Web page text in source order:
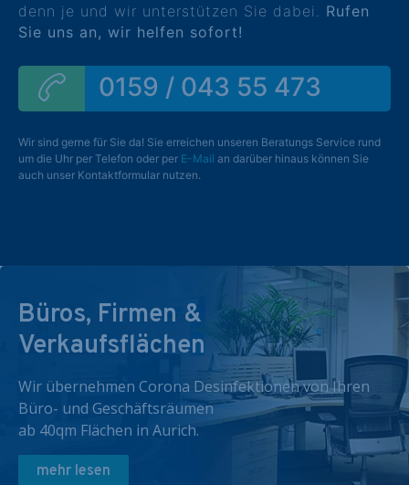
denn je und wir unterstützen Sie dabei. Rufen
Sie uns an, wir helfen sofort!
0159 / 043 55 473
Wir sind gerne für Sie da! Sie erreichen unseren Beratungs Service rund
um die Uhr per Telefon oder per E-Mail an darüber hinaus können Sie
auch unser Kontaktformular nutzen.
Büros, Firmen &
Verkaufsflächen
Wir übernehmen Corona Desinfektionen von Ihren
Büro- und Geschäftsräumen
ab 40qm Flächen in Aurich.
mehr lesen